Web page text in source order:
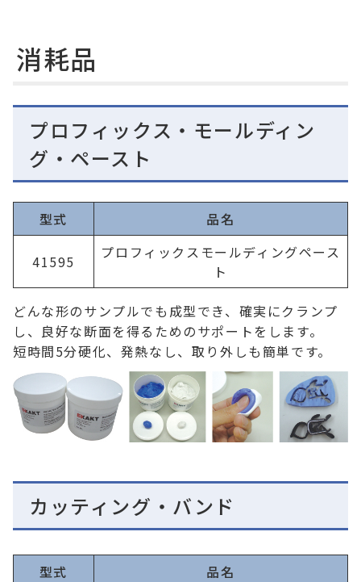
消耗品
プロフィックス・モールディン
グ・ペースト
型式 品名
41595
プロフィックスモールディングペース
ト
どんな形のサンプルでも成型でき、確実にクランプ
し、良好な断面を得るためのサポートをします。
短時間5分硬化、発熱なし、取り外しも簡単です。
カッティング・バンド
型式 品名